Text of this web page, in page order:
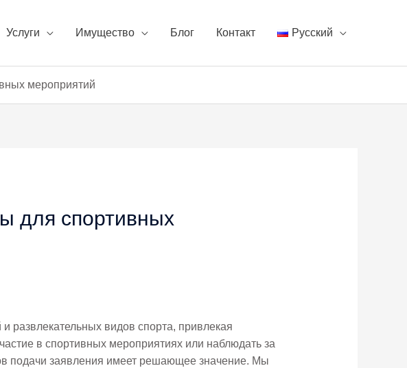
Услуги Имущество Блог Контакт Русский
мероприятий
для спортивных
развлекательных видов спорта, привлекая
в спортивных мероприятиях или наблюдать за
подачи заявления имеет решающее значение. Мы